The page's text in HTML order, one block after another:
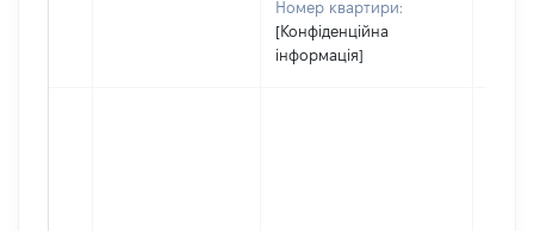
Номер квартири:
[Конфіденційна
інформація]